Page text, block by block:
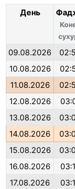
День
09.08.2026
10.08.2026
11.08.2026
12.08.2026
13.08.2026
14.08.2026
15.08.2026
16.08.2026
17.08.2026